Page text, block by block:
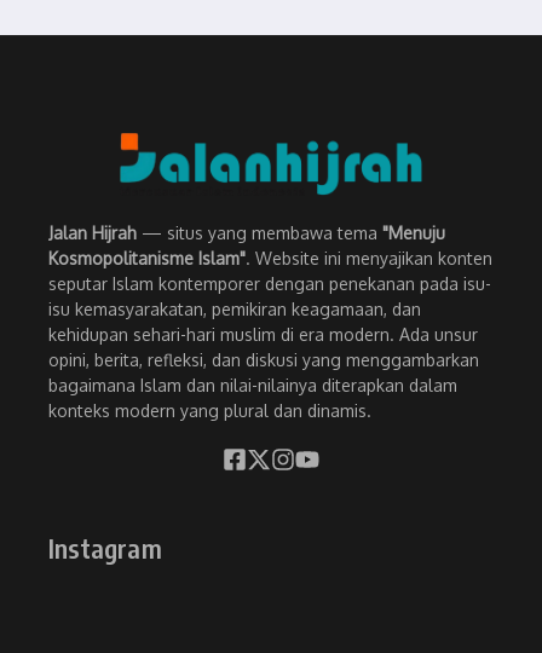
Jalan Hijrah — situs yang membawa tema "Menuju
Kosmopolitanisme Islam". Website ini menyajikan konten
seputar Islam kontemporer dengan penekanan pada isu-
isu kemasyarakatan, pemikiran keagamaan, dan
kehidupan sehari-hari muslim di era modern. Ada unsur
opini, berita, refleksi, dan diskusi yang menggambarkan
bagaimana Islam dan nilai-nilainya diterapkan dalam
konteks modern yang plural dan dinamis.
Instagram